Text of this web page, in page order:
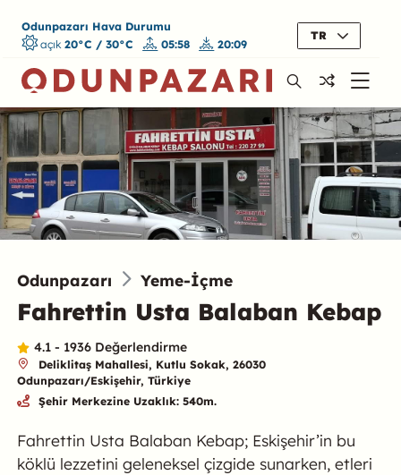
Odunpazarı Hava Durumu
açık 20°C / 30°C 05:58 20:09
TR
Odunpazarı Yeme-İçme
Fahrettin Usta Balaban Kebap
4.1 - 1936 Değerlendirme
Deliklitaş Mahallesi, Kutlu Sokak, 26030
Odunpazarı/Eskişehir, Türkiye
Şehir Merkezine Uzaklık: 540m.
Özet
Fahrettin Usta Balaban Kebap; Eskişehir’in bu
köklü lezzetini geleneksel çizgide sunarken, etleri